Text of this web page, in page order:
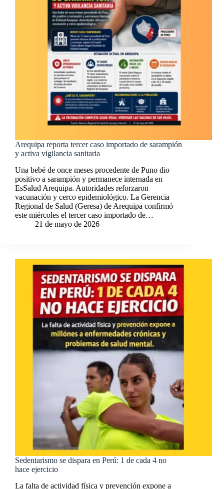
Arequipa reporta tercer caso importado de sarampión
y activa vigilancia sanitaria
Una bebé de once meses procedente de Puno dio
positivo a sarampión y permanece internada en
EsSalud Arequipa. Autoridades reforzaron
vacunación y cerco epidemiológico. La Gerencia
Regional de Salud (Geresa) de Arequipa confirmó
este miércoles el tercer caso importado de…
21 de mayo de 2026
Sedentarismo se dispara en Perú: 1 de cada 4 no
hace ejercicio
La falta de actividad física y prevención expone a